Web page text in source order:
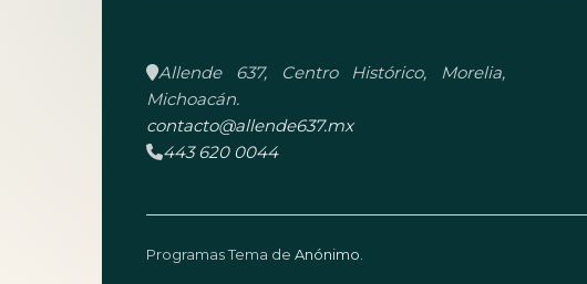
Allende 637, Centro Histórico, Morelia,
Michoacán.
contacto@allende637.mx
443 620 0044
Programas Tema de Anónimo.